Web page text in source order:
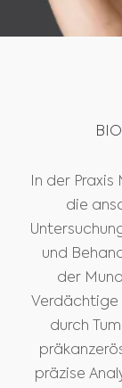
In der
die
und
der
Verdächtige
durch
präzise